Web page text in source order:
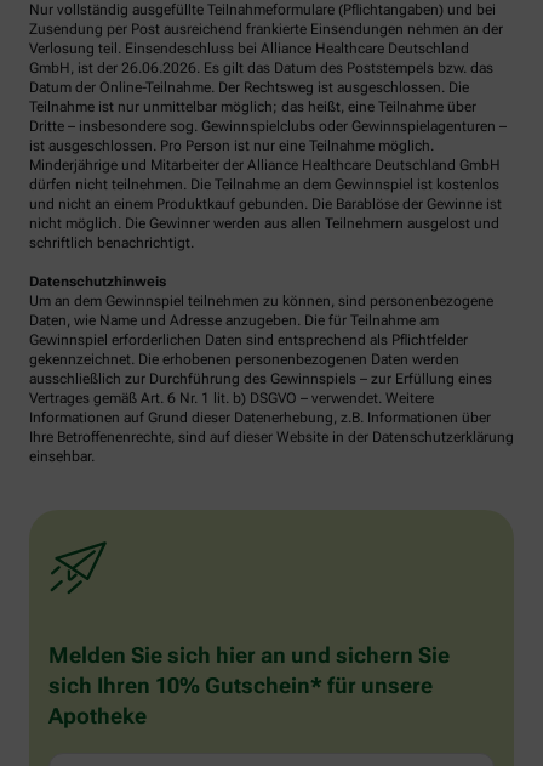
Nur vollständig ausgefüllte Teilnahmeformulare (Pflichtangaben) und bei
Zusendung per Post ausreichend frankierte Einsendungen nehmen an der
Verlosung teil. Einsendeschluss bei Alliance Healthcare Deutschland
GmbH, ist der 26.06.2026. Es gilt das Datum des Poststempels bzw. das
Datum der Online-Teilnahme. Der Rechtsweg ist ausgeschlossen. Die
Teilnahme ist nur unmittelbar möglich; das heißt, eine Teilnahme über
Dritte – insbesondere sog. Gewinnspielclubs oder Gewinnspielagenturen –
ist ausgeschlossen. Pro Person ist nur eine Teilnahme möglich.
Minderjährige und Mitarbeiter der Alliance Healthcare Deutschland GmbH
dürfen nicht teilnehmen. Die Teilnahme an dem Gewinnspiel ist kostenlos
und nicht an einem Produktkauf gebunden. Die Barablöse der Gewinne ist
nicht möglich. Die Gewinner werden aus allen Teilnehmern ausgelost und
schriftlich benachrichtigt.
Datenschutzhinweis
Um an dem Gewinnspiel teilnehmen zu können, sind personenbezogene
Daten, wie Name und Adresse anzugeben. Die für Teilnahme am
Gewinnspiel erforderlichen Daten sind entsprechend als Pflichtfelder
gekennzeichnet. Die erhobenen personenbezogenen Daten werden
ausschließlich zur Durchführung des Gewinnspiels – zur Erfüllung eines
Vertrages gemäß Art. 6 Nr. 1 lit. b) DSGVO – verwendet. Weitere
Informationen auf Grund dieser Datenerhebung, z.B. Informationen über
Ihre Betroffenenrechte, sind auf dieser Website in der Datenschutzerklärung
einsehbar.
Melden Sie sich hier an und sichern Sie
sich Ihren 10% Gutschein* für unsere
Apotheke